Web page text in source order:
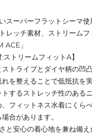
スーパーフラットシーマ使
レッチ素材、ストリーム
ACE」
ストリームフィットA】
トライプとダイヤ柄の凹
を整えることで低抵抗を
するストレッチ性のあるニ
フィットネス水着にくら
合があります。
と安心の着心地を兼ね備え